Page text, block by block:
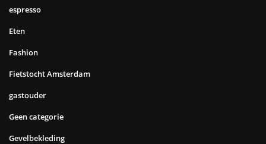
espresso
Eten
Fashion
Fietstocht Amsterdam
gastouder
Geen categorie
Gevelbekleding